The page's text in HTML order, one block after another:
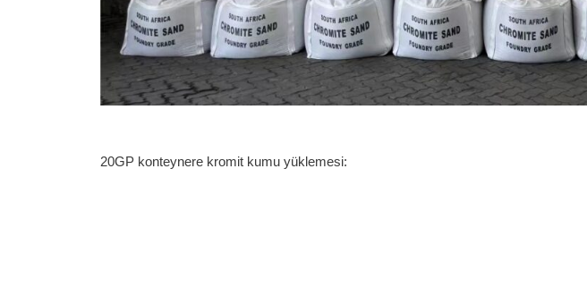
20GP konteynere kromit kumu yüklemesi: